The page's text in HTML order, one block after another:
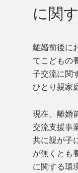
に関
離婚前後に
てこどもの
子交流に関
ひとり親家
現在、離婚
交流支援事
共に親が子
が無くとも
に関する環